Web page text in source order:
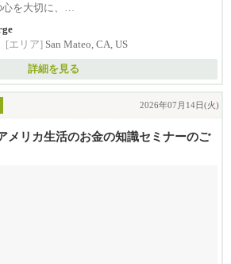
を大切に、
[エリア] San Mateo, CA, US
詳細を見る
2026年07月14日(火)
メリカ生活のお金の知識セミナーのご